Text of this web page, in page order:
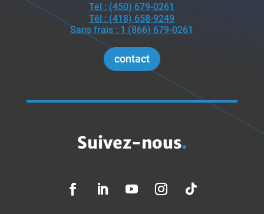
Tél : (450) 679-0261
Tél : (418) 658-9249
Sans frais : 1 (866) 679-0261
contact
Suivez-nous.